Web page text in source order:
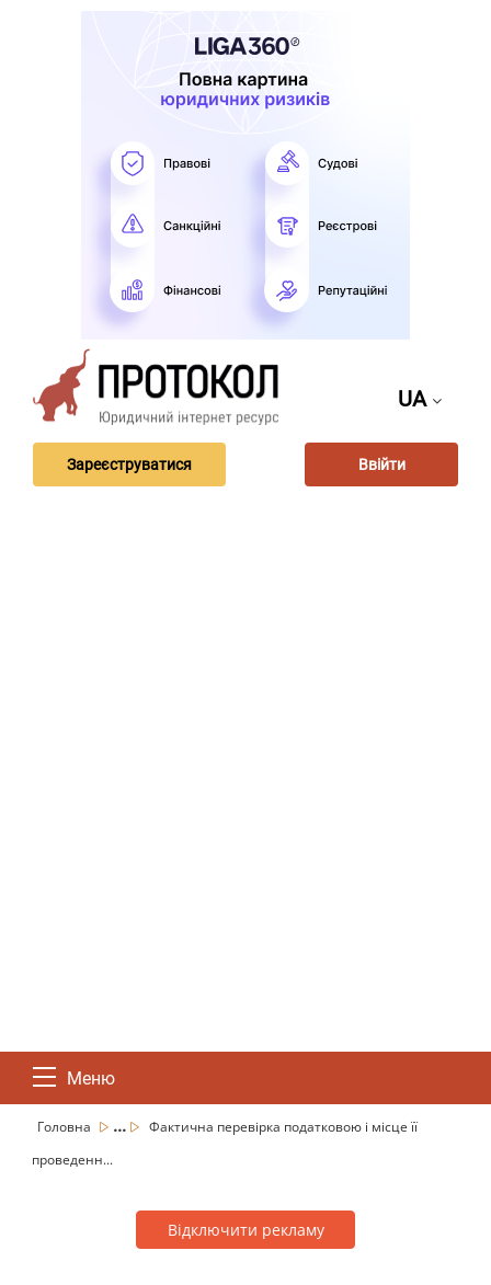
UA
Зареєструватися Ввійти
Меню
Головна ...
Фактична перевірка податковою і місце її
проведенн...
Відключити рекламу